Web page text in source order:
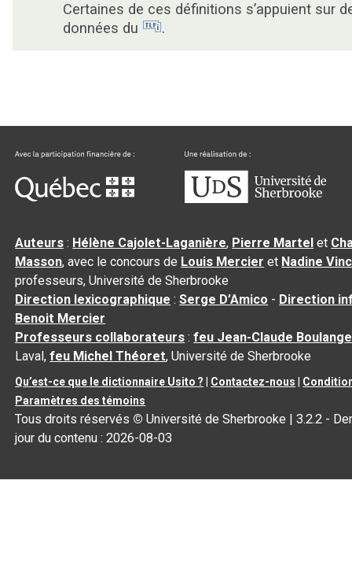
Certaines de ces définitions s’appuient sur
données du
.
Auteurs : Hélène Cajolet-Laganière, Pierre Martel et
Masson, avec le concours de Louis Mercier et Nadine
professeurs, Université de Sherbrooke
Direction lexicographique :Serge D’Amico - Direction
Benoit Mercier
Professeurs collaborateurs :feu Jean-Claude
Laval,feu Michel Théoret, Université de Sherbrooke
Qu’est-ce que le dictionnaire Usito ? Contactez-nous
Paramètres des témoins
Tous droits réservés © Université de Sherbrooke |3.2.2 -
jour du contenu :2026-08-03